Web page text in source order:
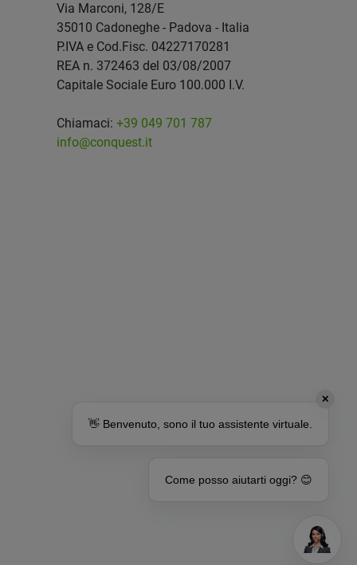
Via Marconi, 128/E
35010 Cadoneghe - Padova - Italia
P.IVA e Cod.Fisc. 04227170281
REA n. 372463 del 03/08/2007
Capitale Sociale Euro 100.000 I.V.
Chiamaci: +39 049 701 787
info@conquest.it
✕
👋 Benvenuto, sono il tuo assistente virtuale.
Come posso aiutarti oggi? 😊